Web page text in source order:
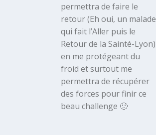
permettra de faire le
retour (Eh oui, un malade
qui fait l’Aller puis le
Retour de la Sainté-Lyon)
en me protégeant du
froid et surtout me
permettra de récupérer
des forces pour finir ce
beau challenge 🙂